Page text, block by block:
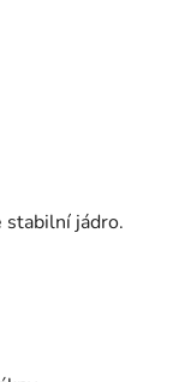
stabilní jádro.